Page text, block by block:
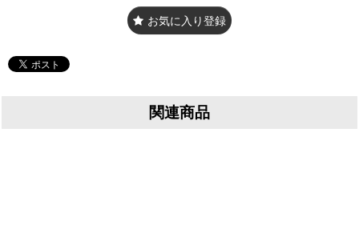
お気に入り登録
関連商品